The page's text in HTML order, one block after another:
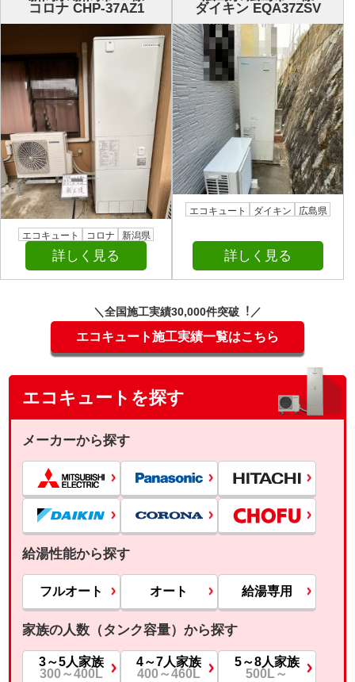
コロナ CHP-37AZ1
エコキュート コロナ 新潟県
詳しく見る
ダイキン EQA37ZSV
エコキュート ダイキン 広島県
詳しく見る
＼全国施⼯実績30,000件突破︕／
エコキュート施工実績一覧はこちら
エコキュートを探す
メーカーから探す
給湯性能から探す
フルオート オート 給湯専用
家族の人数（タンク容量）から探す
3～5人家族
300～400L
4～7人家族
400～460L
5～8人家族
500L～